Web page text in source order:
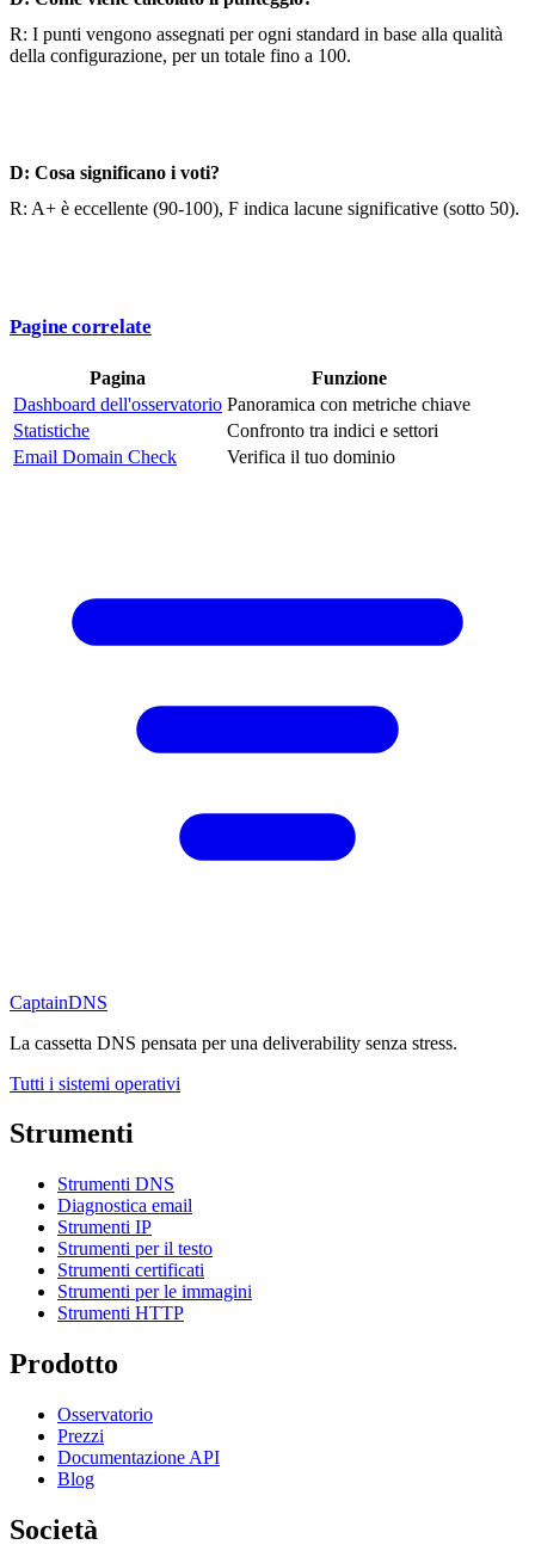
R: I punti vengono assegnati per ogni standard in base alla qualità
della configurazione, per un totale fino a 100.
D: Cosa significano i voti?
R: A+ è eccellente (90-100), F indica lacune significative (sotto 50).
Pagine correlate
Pagina
Funzione
Dashboard dell'osservatorio Panoramica con metriche chiave
Statistiche
Confronto tra indici e settori
Email Domain Check
Verifica il tuo dominio
CaptainDNS
La cassetta DNS pensata per una deliverability senza stress.
Tutti i sistemi operativi
Strumenti
Strumenti DNS
Diagnostica email
Strumenti IP
Strumenti per il testo
Strumenti certificati
Strumenti per le immagini
Strumenti HTTP
Prodotto
Osservatorio
Prezzi
Documentazione API
Blog
Società